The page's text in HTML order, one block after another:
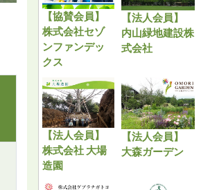
【協賛会員】
株式会社セゾ
ンファンデッ
クス
【法人会員】
内山緑地建設株
式会社
【法人会員】
株式会社 大場
造園
【法人会員】
大森ガーデン